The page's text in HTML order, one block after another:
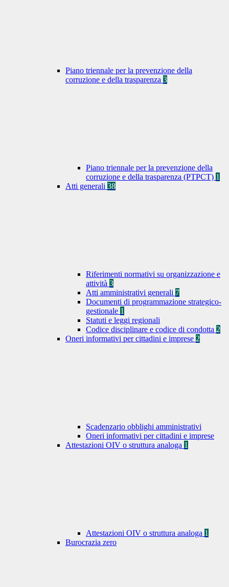
Piano triennale per la prevenzione della
corruzione e della trasparenza 3
Piano triennale per la prevenzione della
corruzione e della trasparenza (PTPCT) 1
Atti generali 38
Riferimenti normativi su organizzazione e
attività 3
Atti amministrativi generali 7
Documenti di programmazione strategico-
gestionale 1
Statuti e leggi regionali
Codice disciplinare e codice di condotta 2
Oneri informativi per cittadini e imprese 2
Scadenzario obblighi amministrativi
Oneri informativi per cittadini e imprese
Attestazioni OIV o struttura analoga 1
Attestazioni OIV o struttura analoga 1
Burocrazia zero